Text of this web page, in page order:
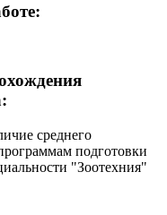
среднего
подготовки
"Зоотехния"